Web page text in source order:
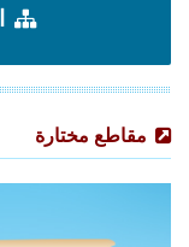
مقاطع مختارة